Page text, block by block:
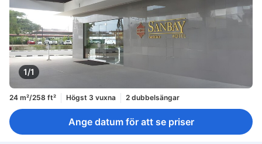
1/1
24 m²/258 ft² Högst 3 vuxna 2 dubbelsängar
Ange datum för att se priser